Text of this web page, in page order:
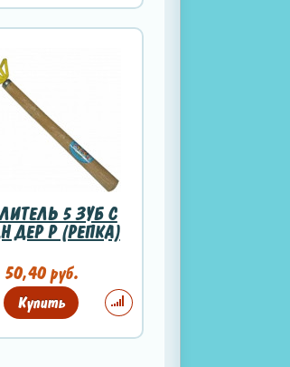
5 ЗУБ С
ДЕР Р (РЕПКА)
50,40 руб.
Купить